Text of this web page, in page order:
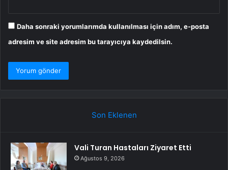
Daha sonraki yorumlarımda kullanılması için adım, e-posta
adresim ve site adresim bu tarayıcıya kaydedilsin.
Son Eklenen
Vali Turan Hastaları Ziyaret Etti
Ağustos 9, 2026